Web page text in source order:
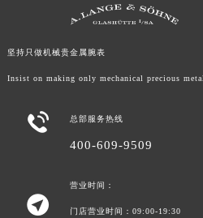
坚持只做机械贵金属腕表
Insist on making only mechanical precious
 总部服务热线
400-609-9509

营业时间：
门店营业时间：09:00-19:30